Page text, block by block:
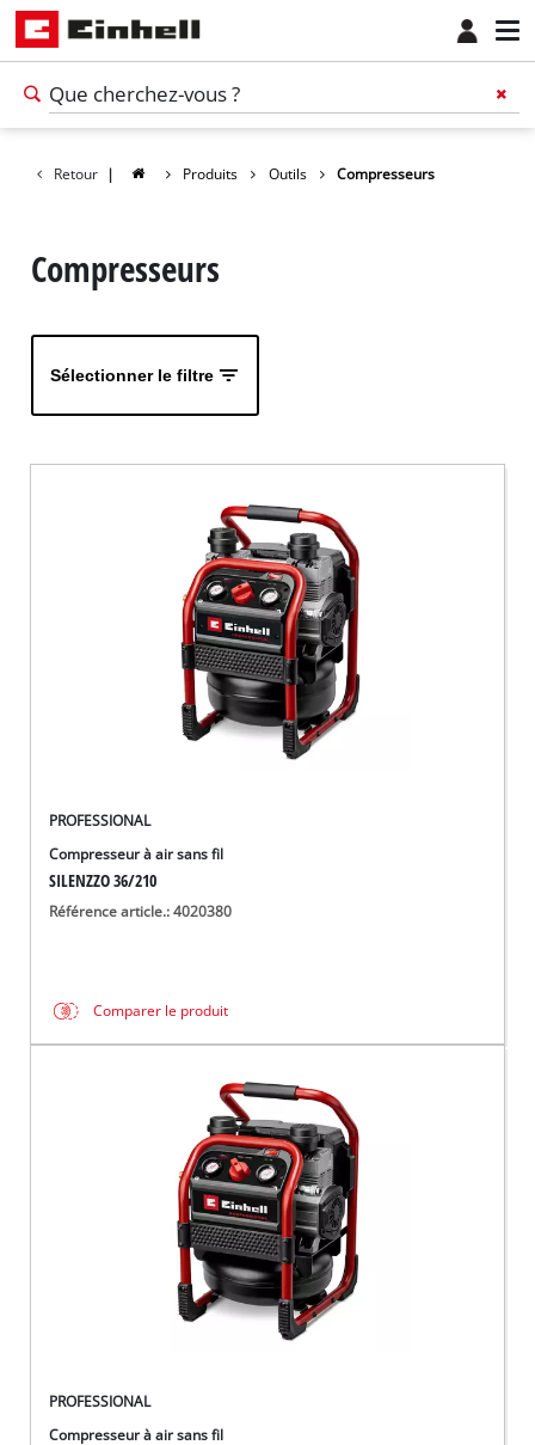
Retour | Produits Outils Compresseurs
Compresseurs
Sélectionner le filtre
PROFESSIONAL
Compresseur à air sans fil
SILENZZO 36/210
Référence article.: 4020380
Comparer le produit
PROFESSIONAL
Compresseur à air sans fil